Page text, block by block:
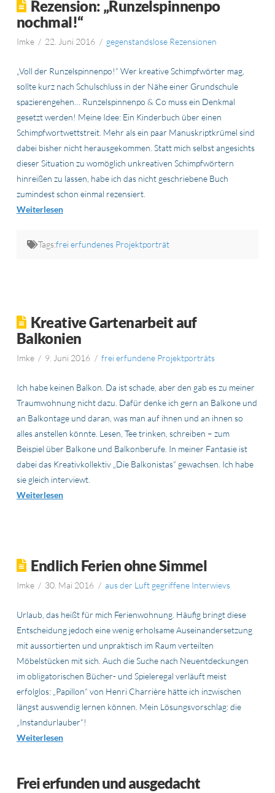
Rezension: „Runzelspinnenpo
nochmal!“
Imke 22. Juni 2016 gegenstandslose Rezensionen
„Voll der Runzelspinnenpo!“ Wer kreative Schimpfwörter mag,
sollte kurz nach Schulschluss in der Nähe einer Grundschule
spazierengehen… Runzelspinnenpo & Co muss ein Denkmal
gesetzt werden! Meine Idee: Ein Kinderbuch über einen
Schimpfwortwettstreit. Mehr als ein paar Manuskriptkrümel sind
dabei bisher nicht herausgekommen. Statt mich selbst angesichts
dieser Situation zu womöglich unkreativen Schimpfwörtern
hinreißen zu lassen, habe ich das nicht geschriebene Buch
zumindest schon einmal rezensiert.
Weiterlesen
Tags:frei erfundenes Projektporträt
Kreative Gartenarbeit auf
Balkonien
Imke 9. Juni 2016 frei erfundene Projektporträts
Ich habe keinen Balkon. Da ist schade, aber den gab es zu meiner
Traumwohnung nicht dazu. Dafür denke ich gern an Balkone und
an Balkontage und daran, was man auf ihnen und an ihnen so
alles anstellen könnte. Lesen, Tee trinken, schreiben – zum
Beispiel über Balkone und Balkonberufe. In meiner Fantasie ist
dabei das Kreativkollektiv „Die Balkonistas“ gewachsen. Ich habe
sie gleich interviewt.
Weiterlesen
Endlich Ferien ohne Simmel
Imke 30. Mai 2016 aus der Luft gegriffene Interwievs
Urlaub, das heißt für mich Ferienwohnung. Häufig bringt diese
Entscheidung jedoch eine wenig erholsame Auseinandersetzung
mit aussortierten und unpraktisch im Raum verteilten
Möbelstücken mit sich. Auch die Suche nach Neuentdeckungen
im obligatorischen Bücher- und Spieleregal verläuft meist
erfolglos: „Papillon“ von Henri Charrière hätte ich inzwischen
längst auswendig lernen können. Mein Lösungsvorschlag: die
„Instandurlauber“!
Weiterlesen
Frei erfunden und ausgedacht